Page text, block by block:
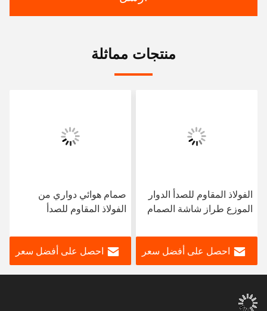
منتجات مماثلة
الفولاذ المقاوم للصدأ الدوار
الموزع طراز شاشة الصمام
المخصصة
احصل على أفضل سعر
صمام هوائي دواري من
الفولاذ المقاوم للصدأ
احصل على أفضل سعر